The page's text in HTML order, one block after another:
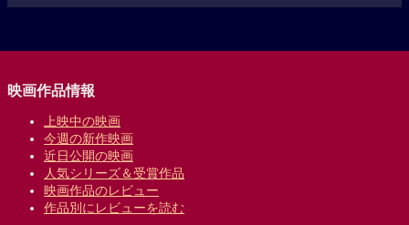
映画作品情報
上映中の映画
今週の新作映画
近日公開の映画
人気シリーズ＆受賞作品
映画作品のレビュー
作品別にレビューを読む